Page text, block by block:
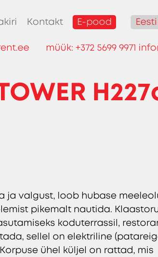
Kontakt E-pood Eesti
müük: +372 5699 9971
ja valgust, loob hubase
pikemalt nautida.
koduterrassil,
sellel on elektriline
ühel küljel on rattad, mis